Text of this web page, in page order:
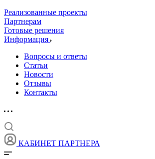
Реализованные проекты
Партнерам
Готовые решения
Информация
Вопросы и ответы
Статьи
Новости
Отзывы
Контакты
КАБИНЕТ ПАРТНЕРА